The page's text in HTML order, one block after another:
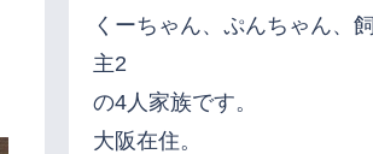
くーちゃん、ぷんちゃん、
主2
の4人家族です。
大阪在住。